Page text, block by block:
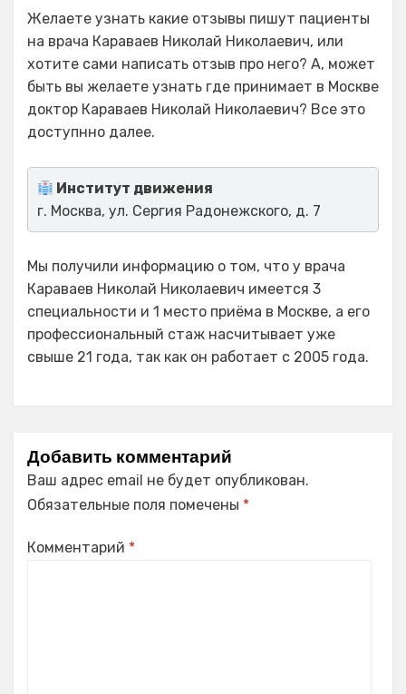
Желаете узнать какие отзывы пишут пациенты
на врача Караваев Николай Николаевич, или
хотите сами написать отзыв про него? А, может
быть вы желаете узнать где принимает в Москве
доктор Караваев Николай Николаевич? Все это
доступнно далее.
Институт движения
г. Москва, ул. Сергия Радонежского, д. 7
Мы получили информацию о том, что у врача
Караваев Николай Николаевич имеется 3
специальности и 1 место приёма в Москве, а его
профессиональный стаж насчитывает уже
свыше 21 года, так как он работает с 2005 года.
Добавить комментарий
Ваш адрес email не будет опубликован.
Обязательные поля помечены *
Комментарий *